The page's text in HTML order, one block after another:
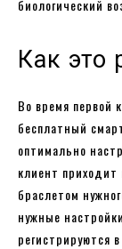
биологический
Как это
Во время первой
бесплатный
оптимально
клиент
браслетом
нужные
регистрируются